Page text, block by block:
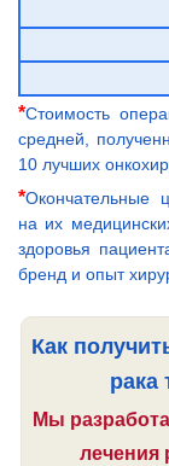
*Стоимость
средней,
10 лучших
*Окончательные
на их
здоровья
бренд и опыт
Как
рака
Мы
лечения